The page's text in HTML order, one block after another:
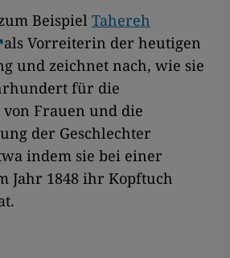
Beispiel Tahereh
als Vorreiterin der heutigen
und zeichnet nach, wie sie
für die
Frauen und die
der Geschlechter
indem sie bei einer
Jahr 1848 ihr Kopftuch